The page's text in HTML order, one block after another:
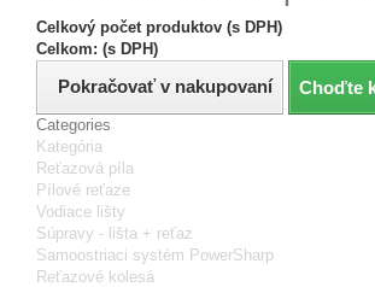
Celkový počet produktov (s DPH)
Celkom: (s DPH)
Pokračovať v nakupovaní Choďte
Categories
Kategória
Reťazová píla
Pílové reťaze
Vodiace lišty
Súpravy - lišta + reťaz
Samoostriaci systém PowerSharp
Reťazové kolesá